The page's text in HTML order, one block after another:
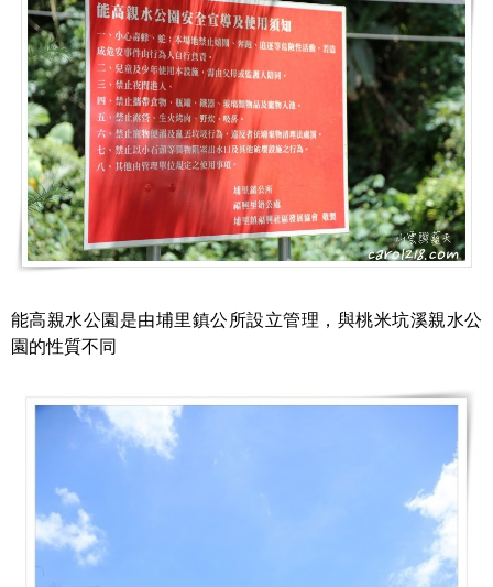
能高親水公園是由埔里鎮公所設立管理，與桃米坑溪親水公
園的性質不同